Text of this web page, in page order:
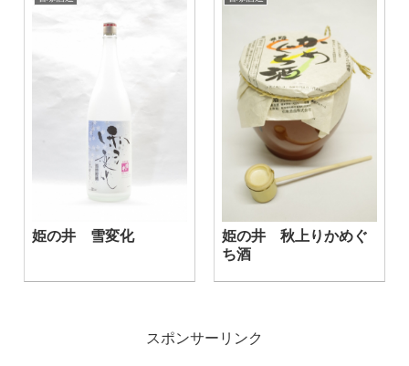
姫の井 雪変化
姫の井 秋上りかめぐ
ち酒
スポンサーリンク